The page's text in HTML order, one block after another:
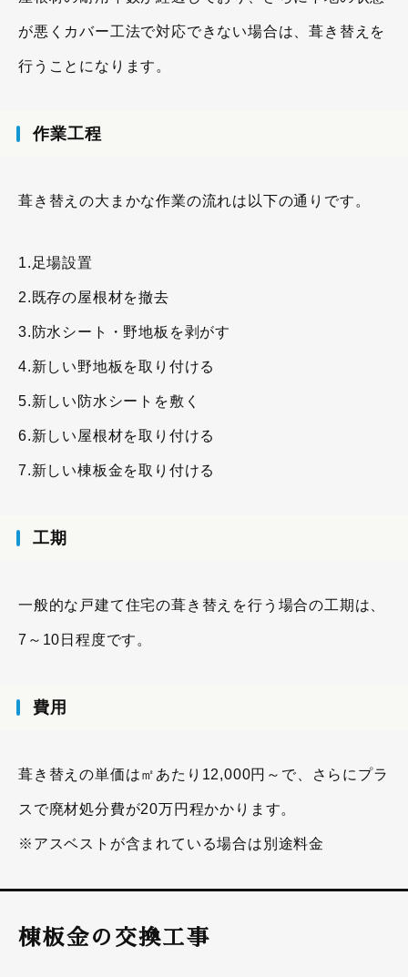
が悪くカバー工法で対応できない場合は、葺き替えを
行うことになります。
作業工程
葺き替えの大まかな作業の流れは以下の通りです。
1.足場設置
2.既存の屋根材を撤去
3.防水シート・野地板を剥がす
4.新しい野地板を取り付ける
5.新しい防水シートを敷く
6.新しい屋根材を取り付ける
7.新しい棟板金を取り付ける
工期
一般的な戸建て住宅の葺き替えを行う場合の工期は、
7～10日程度です。
費用
葺き替えの単価は㎡あたり12,000円～で、さらにプラ
スで廃材処分費が20万円程かかります。
※アスベストが含まれている場合は別途料金
棟板金の交換工事